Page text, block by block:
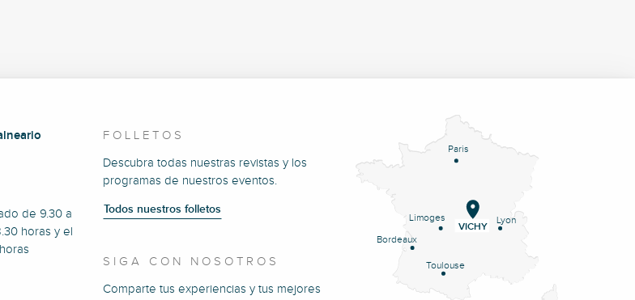
de 9.30 a
horas y el
FOLLETOS
Descubra todas nuestras revistas y los
programas de nuestros eventos.
Todos nuestros folletos
SIGA CON NOSOTROS
Comparte tus experiencias y tus mejores
Paris
Lyon
Limoges
Bordeaux
Toulouse
VICHY